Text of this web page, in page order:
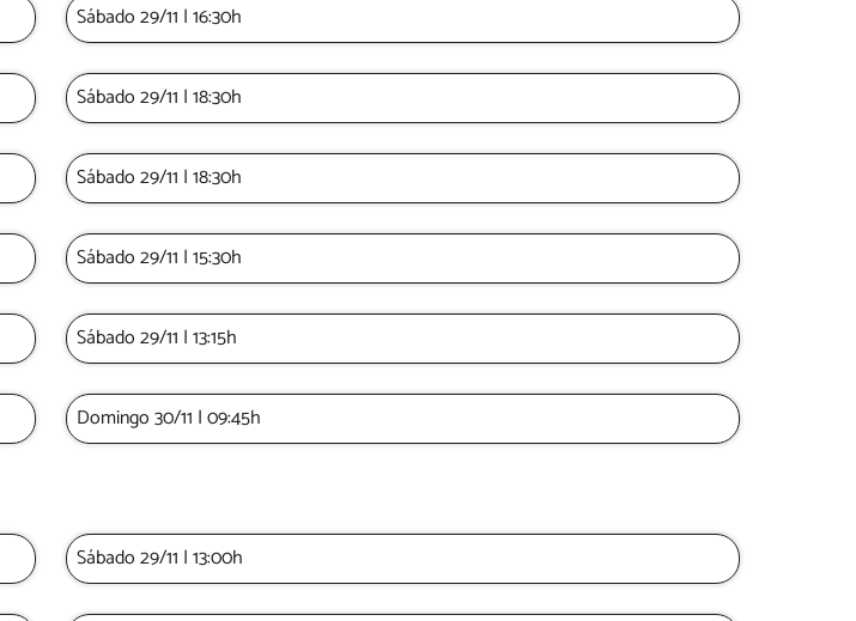
Sábado 29/11 | 16:30h
Sábado 29/11 | 18:30h
Sábado 29/11 | 18:30h
Sábado 29/11 | 15:30h
Sábado 29/11 | 13:15h
Domingo 30/11 | 09:45h
Sábado 29/11 | 13:00h